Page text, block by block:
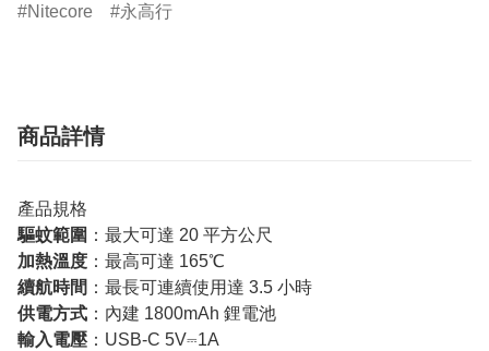
Nitecore 永高行
商品詳情
產品規格
驅蚊範圍 ：最大可達 20 平方公尺
加熱溫度 ：最高可達 165℃
續航時間 ：最長可連續使用達 3.5 小時
供電方式 ：內建 1800mAh 鋰電池
輸入電壓 ：USB-C 5V⎓1A